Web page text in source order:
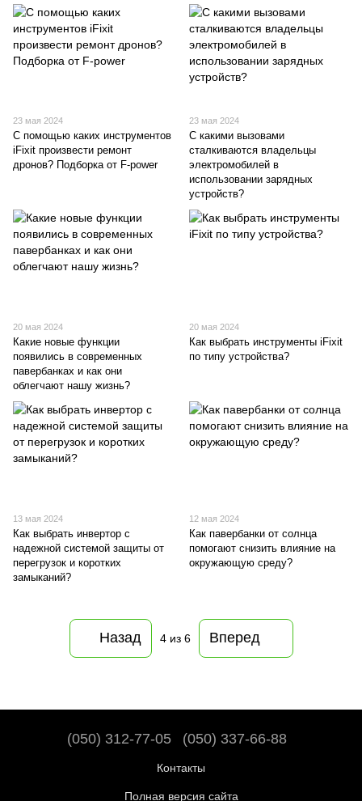
23 мая 2024
С помощью каких инструментов
iFixit произвести ремонт
дронов? Подборка от F-power
23 мая 2024
С какими вызовами
сталкиваются владельцы
электромобилей в
использовании зарядных
устройств?
20 мая 2024
Какие новые функции
появились в современных
павербанках и как они
облегчают нашу жизнь?
20 мая 2024
Как выбрать инструменты iFixit
по типу устройства?
13 мая 2024
Как выбрать инвертор с
надежной системой защиты от
перегрузок и коротких
замыканий?
12 мая 2024
Как павербанки от солнца
помогают снизить влияние на
окружающую среду?
Назад 4из 6 Вперед
(050) 312-77-05 (050) 337-66-88
Контакты
Полная версия сайта